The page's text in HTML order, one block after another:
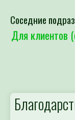
Соседние
Для клиентов